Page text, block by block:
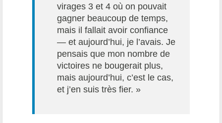
virages 3 et 4 où on pouvait
gagner beaucoup de temps,
mais il fallait avoir confiance
— et aujourd’hui, je l’avais. Je
pensais que mon nombre de
victoires ne bougerait plus,
mais aujourd’hui, c’est le cas,
et j’en suis très fier. »